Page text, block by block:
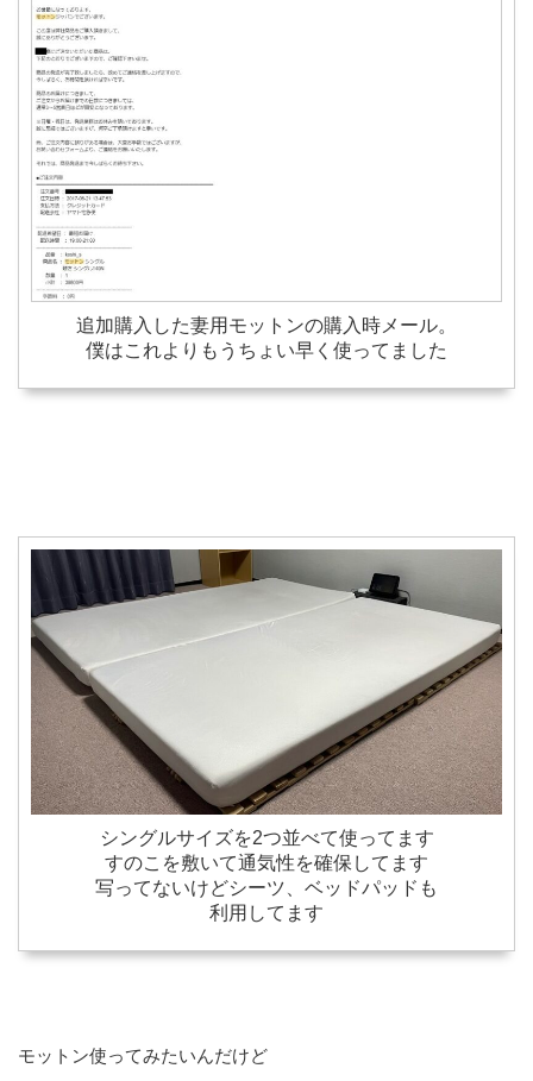
追加購入した妻用モットンの購入時メール。
僕はこれよりもうちょい早く使ってました
シングルサイズを2つ並べて使ってます
すのこを敷いて通気性を確保してます
写ってないけどシーツ、ベッドパッドも
利用してます
モットン使ってみたいんだけど